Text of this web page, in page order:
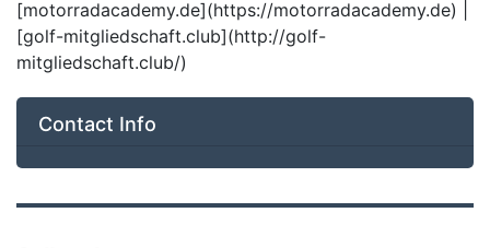
[motorradacademy.de](https://motorradacademy.de) |
[golf-mitgliedschaft.club](http://golf-
mitgliedschaft.club/)
Contact Info